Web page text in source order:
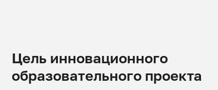
Цель инновационного
образовательного проекта